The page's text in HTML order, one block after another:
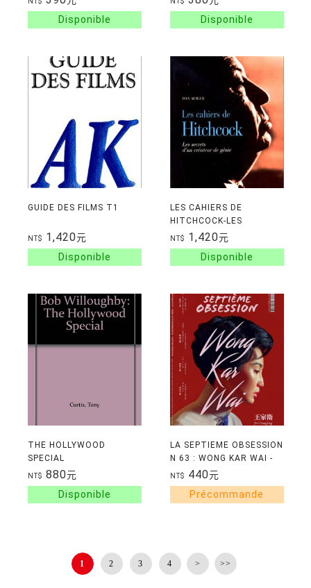
GUIDE DES FILMS T1
NT$ 1,420元
LES CAHIERS DE
HITCHCOCK-LES
SECRETS D'UN
CREATEUR DE GENIE
NT$ 1,420元
THE HOLLYWOOD
SPECIAL
NT$ 880元
LA SEPTIEME OBSESSION
N 63 : WONG KAR WAI -
MARS/AVRIL 2026
NT$ 440元
1 2 3 4 > >>